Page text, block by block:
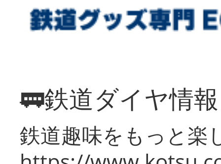
🚃鉄道ダイヤ情
鉄道趣味をもっと楽